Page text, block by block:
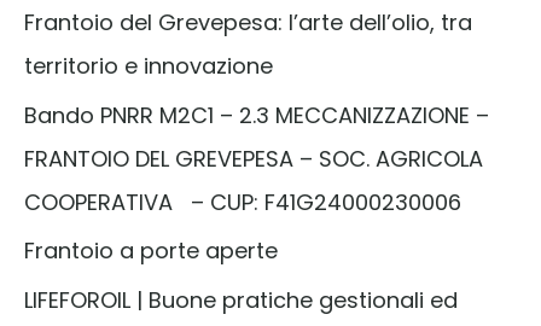
Frantoio del Grevepesa: l’arte dell’olio, tra
territorio e innovazione
Bando PNRR M2C1 – 2.3 MECCANIZZAZIONE –
FRANTOIO DEL GREVEPESA – SOC. AGRICOLA
COOPERATIVA – CUP: F41G24000230006
Frantoio a porte aperte
LIFEFOROIL | Buone pratiche gestionali ed